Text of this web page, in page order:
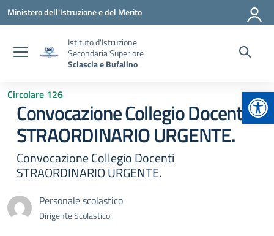
Vai ai contenuti
Vai al menu di navigazione
Vai al footer
Ministero dell'Istruzione e del Merito
Istituto d'Istruzione
Secondaria Superiore
Sciascia e Bufalino
Circolare 126
Convocazione Collegio Docenti
STRAORDINARIO URGENTE.
Convocazione Collegio Docenti
STRAORDINARIO URGENTE.
Personale scolastico
Dirigente Scolastico